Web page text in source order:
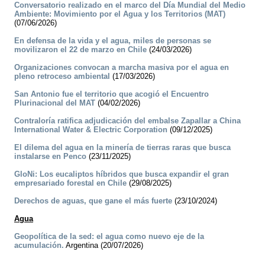
Conversatorio realizado en el marco del Día Mundial del Medio
Ambiente: Movimiento por el Agua y los Territorios (MAT)
(07/06/2026)
En defensa de la vida y el agua, miles de personas se
movilizaron el 22 de marzo en Chile (24/03/2026)
Organizaciones convocan a marcha masiva por el agua en
pleno retroceso ambiental (17/03/2026)
San Antonio fue el territorio que acogió el Encuentro
Plurinacional del MAT (04/02/2026)
Contraloría ratifica adjudicación del embalse Zapallar a China
International Water & Electric Corporation (09/12/2025)
El dilema del agua en la minería de tierras raras que busca
instalarse en Penco (23/11/2025)
GloNi: Los eucaliptos híbridos que busca expandir el gran
empresariado forestal en Chile (29/08/2025)
Derechos de aguas, que gane el más fuerte (23/10/2024)
Agua
Geopolítica de la sed: el agua como nuevo eje de la
acumulación. Argentina (20/07/2026)